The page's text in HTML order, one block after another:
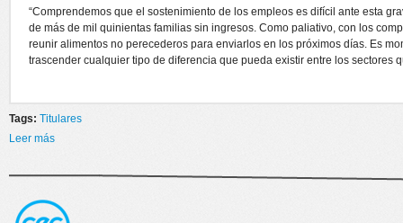
“Comprendemos que el sostenimiento de los empleos es difícil ante esta
de más de mil quinientas familias sin ingresos. Como paliativo, con los
reunir alimentos no perecederos para enviarlos en los próximos días. Es
trascender cualquier tipo de diferencia que pueda existir entre los sectores
Tags: Titulares
Leer más